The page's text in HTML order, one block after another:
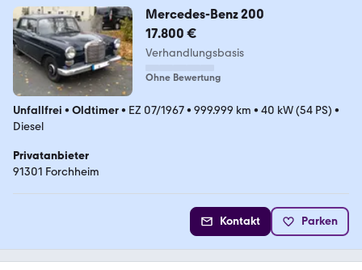
Mercedes-Benz 200
17.800 €
Verhandlungsbasis
Ohne Bewertung
Unfallfrei • Oldtimer• EZ 07/1967• 999.999 km • 40 kW (54 PS) •
Diesel
Privatanbieter
91301 Forchheim
Kontakt Parken